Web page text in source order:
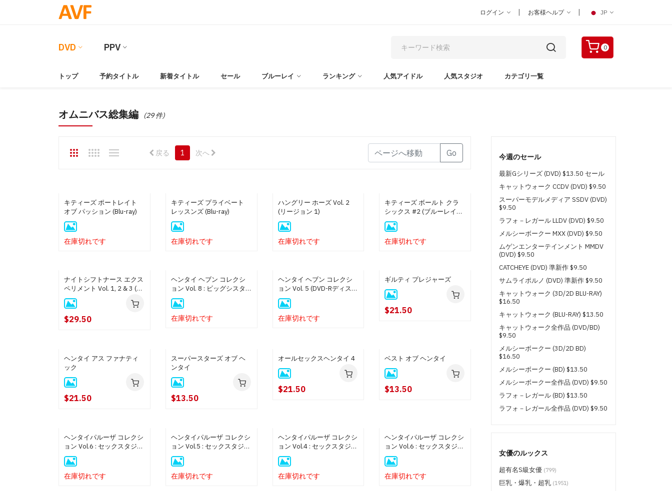
ログイン | お客様ヘルプ | JP
DVD PPV 0
トップ 予約タイトル 新着タイトル セール ブルーレイ ランキング 人気アイドル 人気スタジオ カテゴリ一覧
オムニバス総集編 (29 件)
今週のセール
最新Gシリーズ (DVD) $13.50 セール
キャットウォーク CCDV (DVD) $9.50
スーパーモデルメディア SSDV (DVD)
$9.50
ラフォ－レガール LLDV (DVD) $9.50
メルシーボークー MXX (DVD) $9.50
ムゲンエンターテインメント MMDV
(DVD) $9.50
CATCHEYE (DVD) 準新作 $9.50
サムライポルノ (DVD) 準新作 $9.50
キャットウォーク (3D/2D BLU-RAY)
$16.50
キャットウォーク (BLU-RAY) $13.50
キャットウォーク全作品 (DVD/BD)
$9.50
メルシーボークー (3D/2D BD)
$16.50
メルシーボークー (BD) $13.50
メルシーボークー全作品 (DVD) $9.50
ラフォ－レガール (BD) $13.50
ラフォ－レガール全作品 (DVD) $9.50
スーパーモデルメディア全作品
(3D/2D BLU-RAY) $16.50
女優のルックス
超有名S級女優 (799)
巨乳・爆乳・超乳 (1951)
戻る 1 次へ Go
キティーズ ポートレイト
オブ パッション (Blu-ray)
在庫切れです
キティーズ プライベート
レッスンズ (Blu-ray)
在庫切れです
ハングリー ホーズ Vol. 2
(リージョン 1)
在庫切れです
キティーズ ボールト クラ
シックス #2 (ブルーレイデ
ィスク版)
在庫切れです
ナイトシフトナース エクス
ペリメント Vol. 1, 2 & 3 (ブ
ルーレイディスク版)
$29.50
ヘンタイ ヘブン コレクシ
ョン Vol. 8 : ビッグシスタ
ー ＆ ザ ミルフ (ブルーレイ
ディスク版)
在庫切れです
ヘンタイ ヘブン コレクシ
ョン Vol. 5 (DVD-Rディスク
盤)
在庫切れです
ギルティ プレジャーズ
$21.50
ヘンタイ アス ファナティ
ック
$21.50
スーパースターズ オブ ヘ
ンタイ
$13.50
オールセックスヘンタイ 4
$21.50
ベスト オブ ヘンタイ
$13.50
ヘンタイパルーザ コレクシ
ョン Vol.6 : セックスタジー
4
在庫切れです
ヘンタイパルーザ コレクシ
ョン Vol.5 : セックスタジー
3
在庫切れです
ヘンタイパルーザ コレクシ
ョン Vol.4 : セックスタジー
2
在庫切れです
ヘンタイパルーザ コレクシ
ョン Vol.6 : セックスタジー
1
在庫切れです